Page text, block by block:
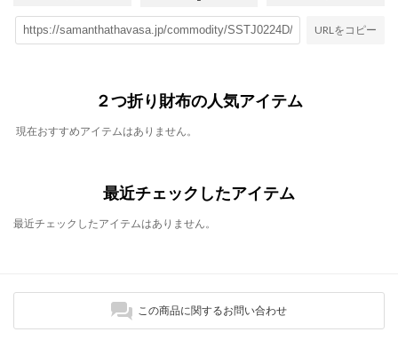
URLをコピー
２つ折り財布の人気アイテム
現在おすすめアイテムはありません。
最近チェックしたアイテム
最近チェックしたアイテムはありません。
この商品に関するお問い合わせ